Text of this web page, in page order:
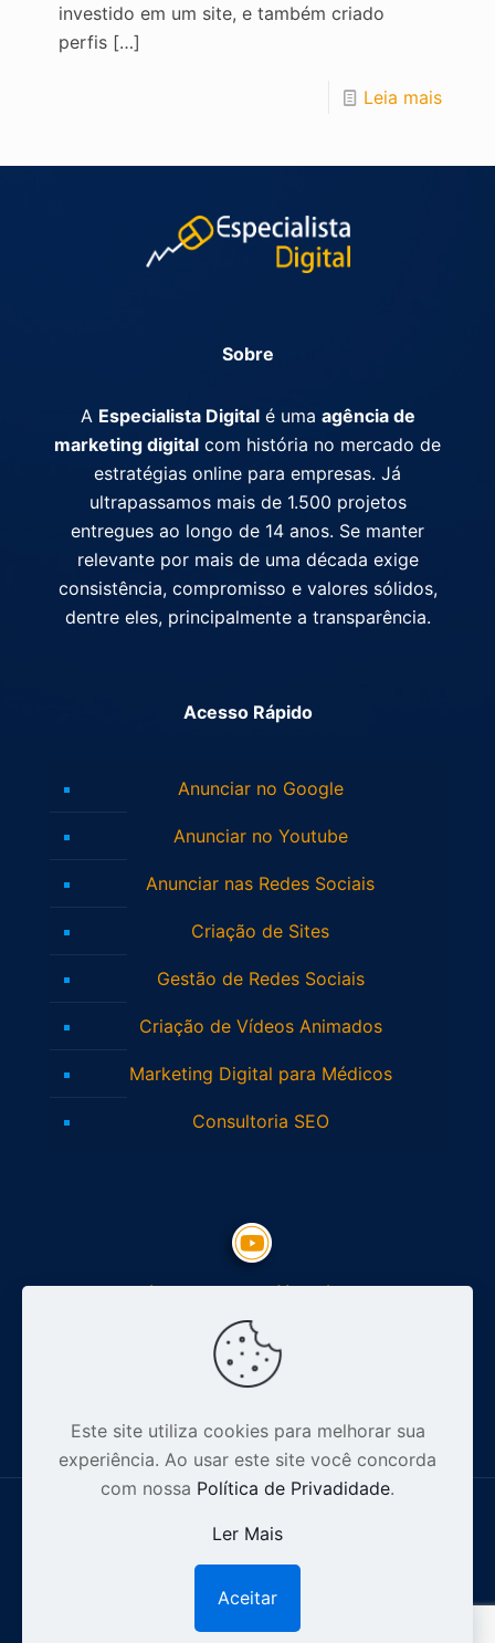
investido em um site, e também criado
perfis […]
Leia mais
Sobre
A Especialista Digitalé uma agência de
marketing digital com história no mercado de
estratégias online para empresas. Já
ultrapassamos mais de 1.500 projetos
entregues ao longo de 14 anos. Se manter
relevante por mais de uma década exige
consistência, compromisso e valores sólidos,
dentre eles, principalmente a transparência.
Acesso Rápido
Anunciar no Google
Anunciar no Youtube
Anunciar nas Redes Sociais
Criação de Sites
Gestão de Redes Sociais
Criação de Vídeos Animados
Marketing Digital para Médicos
Consultoria SEO
Inscreva-se no Youtube
Todos os direitos reservados |Política de Privacidade.
Este site utiliza cookies para melhorar sua
experiência. Ao usar este site você concorda
com nossa Política de Privadidade.
Ler Mais
Aceitar